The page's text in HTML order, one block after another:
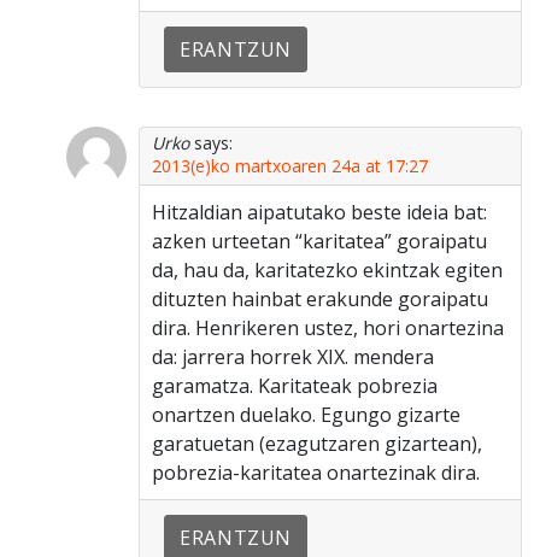
ERANTZUN
Urko says:
2013(e)ko martxoaren 24a at 17:27
Hitzaldian aipatutako beste ideia bat:
azken urteetan “karitatea” goraipatu
da, hau da, karitatezko ekintzak egiten
dituzten hainbat erakunde goraipatu
dira. Henrikeren ustez, hori onartezina
da: jarrera horrek XIX. mendera
garamatza. Karitateak pobrezia
onartzen duelako. Egungo gizarte
garatuetan (ezagutzaren gizartean),
pobrezia-karitatea onartezinak dira.
ERANTZUN